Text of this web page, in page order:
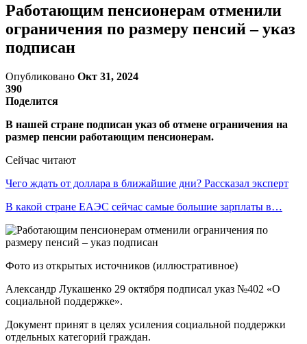
Работающим пенсионерам отменили
ограничения по размеру пенсий – указ
подписан
Опубликовано Окт 31, 2024
390
Поделится
В нашей стране подписан указ об отмене ограничения на
размер пенсии работающим пенсионерам.
Сейчас читают
Чего ждать от доллара в ближайшие дни? Рассказал эксперт
В какой стране ЕАЭС сейчас самые большие зарплаты в…
Фото из открытых источников (иллюстративное)
Александр Лукашенко 29 октября подписал указ №402 «О
социальной поддержке».
Документ принят в целях усиления социальной поддержки
отдельных категорий граждан.